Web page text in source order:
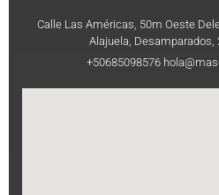
Calle Las Américas, 50m Oeste
Alajuela, Desamparados,
+50685098576